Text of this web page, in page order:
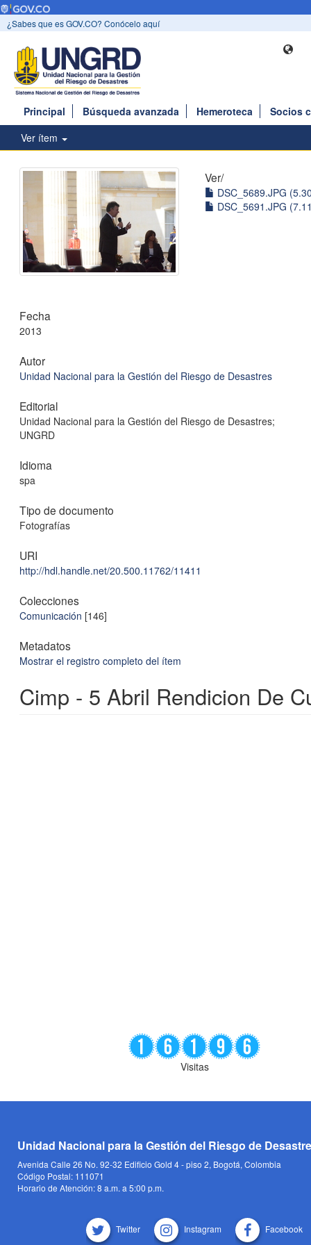
¿Sabes que es GOV.CO? Conócelo aquí
Principal Búsqueda avanzada Hemeroteca
Socios
Ver ítem
Ver/
DSC_5689.JPG
DSC_5691.JPG
Fecha
2013
Autor
Unidad Nacional para la Gestión del Riesgo de Desastres
Editorial
Unidad Nacional para la Gestión del Riesgo de Desastres;
UNGRD
Idioma
spa
Tipo de documento
Fotografías
URI
http://hdl.handle.net/20.500.11762/11411
Colecciones
Comunicación [146]
Metadatos
Mostrar el registro completo del ítem
Cimp - 5 Abril Rendicion De
Visitas
Unidad Nacional para la Gestión del Riesgo de
Avenida Calle 26 No. 92-32 Edificio Gold 4 - piso 2, Bogotá, Colombia
Código Postal: 111071
Horario de Atención: 8 a.m. a 5:00 p.m.
Twitter Instagram Facebook